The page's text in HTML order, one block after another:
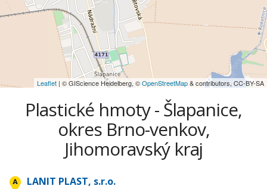
Leaflet | © GIScience Heidelberg, ©OpenStreetMap& contributors, CC-BY-SA
Plastické hmoty - Šlapanice,
okres Brno-venkov,
Jihomoravský kraj
LANIT PLAST, s.r.o.